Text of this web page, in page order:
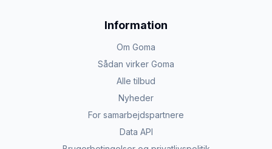
Information
Om Goma
Sådan virker Goma
Alle tilbud
Nyheder
For samarbejdspartnere
Data API